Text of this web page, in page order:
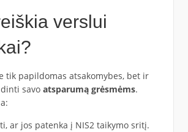
verslui
tik papildomas atsakomybes, bet ir
savo atsparumą grėsmėms.
ar jos patenka į NIS2 taikymo sritį.